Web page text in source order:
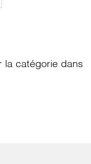
la catégorie dans